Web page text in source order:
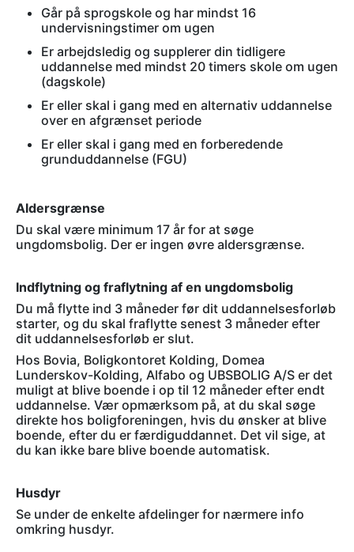
Går på sprogskole og har mindst 16
undervisningstimer om ugen
Er arbejdsledig og supplerer din tidligere
uddannelse med mindst 20 timers skole om ugen
(dagskole)
Er eller skal i gang med en alternativ uddannelse
over en afgrænset periode
Er eller skal i gang med en forberedende
grunduddannelse (FGU)
Aldersgrænse
Du skal være minimum 17 år for at søge
ungdomsbolig. Der er ingen øvre aldersgrænse.
Indflytning og fraflytning af en ungdomsbolig
Du må flytte ind 3 måneder før dit uddannelsesforløb
starter, og du skal fraflytte senest 3 måneder efter
dit uddannelsesforløb er slut.
Hos Bovia, Boligkontoret Kolding, Domea
Lunderskov-Kolding, Alfabo og UBSBOLIG A/S er det
muligt at blive boende i op til 12 måneder efter endt
uddannelse. Vær opmærksom på, at du skal søge
direkte hos boligforeningen, hvis du ønsker at blive
boende, efter du er færdiguddannet. Det vil sige, at
du kan ikke bare blive boende automatisk.
Husdyr
Se under de enkelte afdelinger for nærmere info
omkring husdyr.